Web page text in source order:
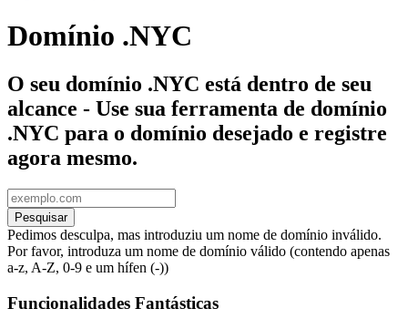
Domínio .NYC
O seu domínio .NYC está dentro de seu
alcance - Use sua ferramenta de domínio
.NYC para o domínio desejado e registre
agora mesmo.
Pesquisar
Pedimos desculpa, mas introduziu um nome de domínio inválido.
Por favor, introduza um nome de domínio válido (contendo apenas
a-z, A-Z, 0-9 e um hífen (-))
Funcionalidades Fantásticas